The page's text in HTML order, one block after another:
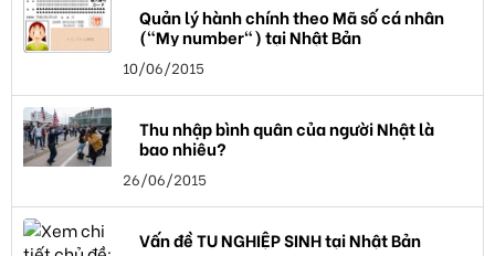
Quản lý hành chính theo Mã số cá nhân
("My number") tại Nhật Bản
10/06/2015
Thu nhập bình quân của người Nhật là
bao nhiêu?
26/06/2015
Vấn đề TU NGHIỆP SINH tại Nhật Bản